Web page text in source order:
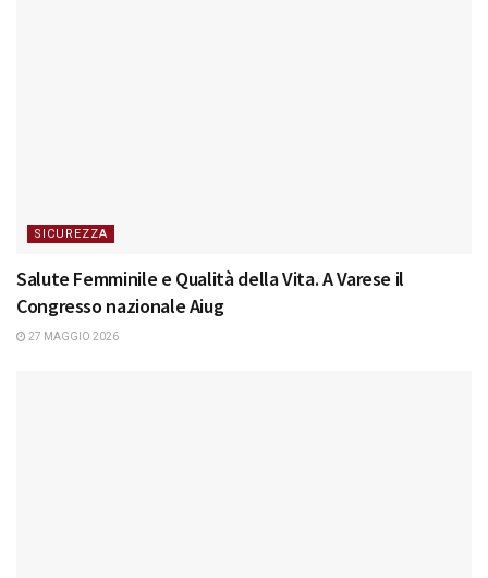
SICUREZZA
Salute Femminile e Qualità della Vita. A Varese il
Congresso nazionale Aiug
27 MAGGIO 2026